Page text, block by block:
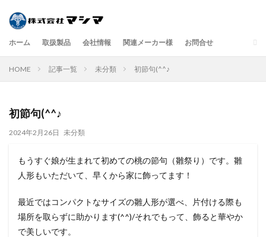
ホーム 取扱製品 会社情報 関連メーカー様 お問合せ
HOME 記事一覧 未分類 初節句(^^♪
初節句(^^♪
2024年2月26日 未分類
もうすぐ娘が生まれて初めての桃の節句（雛祭り）です。雛
人形もいただいて、早くから家に飾ってます！
最近ではコンパクトなサイズの雛人形が選べ、片付ける際も
場所を取らずに助かります(^^)/それでもって、飾ると華やか
で美しいです。
検索